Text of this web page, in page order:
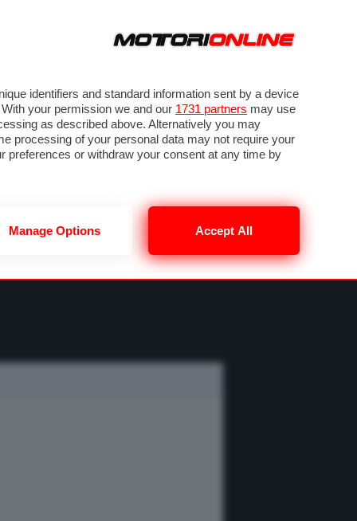
RENDERING PNEUMATICI TRAFFICO
identifiers and standard information sent by a device
your permission we and our 1731 partners may use
as described above. Alternatively you may
processing of your personal data may not require your
preferences or withdraw your consent at any time by
Manage Options Accept All